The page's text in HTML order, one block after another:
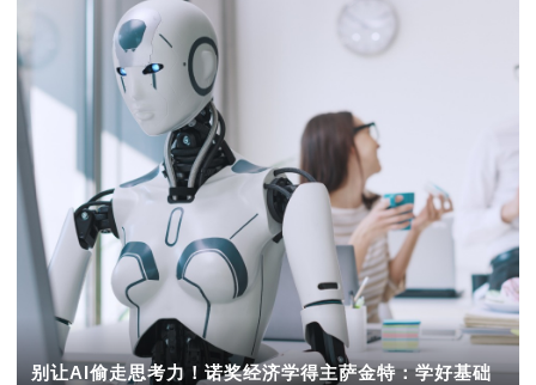
别让AI偷走思考力！诺奖经济学得主萨金特：学好基础